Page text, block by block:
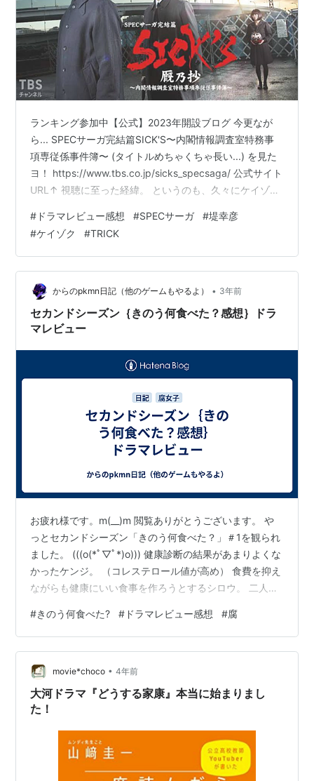
ランキング参加中【公式】2023年開設ブログ 今更なが
ら... SPECサーガ完結篇SICK'S〜内閣情報調査室特務事
項専従係事件簿〜 (タイトルめちゃくちゃ長い...) を見た
ヨ！ https://www.tbs.co.jp/sicks_specsaga/ 公式サイト
URL↑ 視聴に至った経緯。 というのも、久々にケイゾク
堤ロスで... そんな時に！永らく存在は認知していて、手
は出せていなかったsick'sに挑戦してみた〜というのが今
回視聴に踏み切った経緯になります！ とりあえず感想。
感想としては、 前評判程、酷くはなくない？？ って感…
# ドラマレビュー感想 #SPECサーガ #堤幸彦
#ケイゾク #TRICK
からのpkmn日記（他のゲームもやるよ） • 3年前
セカンドシーズン｛きのう何食べた？感想｝ドラ
マレビュー
お疲れ様です。m(__)m 閲覧ありがとうございます。 や
っとセカンドシーズン「きのう何食べた？」＃1を観られ
ました。 (((o(*ﾟ▽ﾟ*)o))) 健康診断の結果があまりよくな
かったケンジ。 （コレステロール値が高め） 食費を抑え
ながらも健康にいい食事を作ろうとするシロウ。 二人で
費だもん。私も4人月6万（日用品込み）でやってるか
ら、引き続き頑張ろうと思った。なるべく貯金だし、抑
えられるものは抑える。 なんでも物価が上がって困りま
すな。消費税がどんどん上がるしさｗ まだまだ物価が上
がって給料はろくに上がらんのだろうな。 未来が見える
よ…
#きのう何食べた? # ドラマレビュー感想 #腐
movie*choco • 4年前
大河ドラマ『どうする家康』本当に始まりまし
た！